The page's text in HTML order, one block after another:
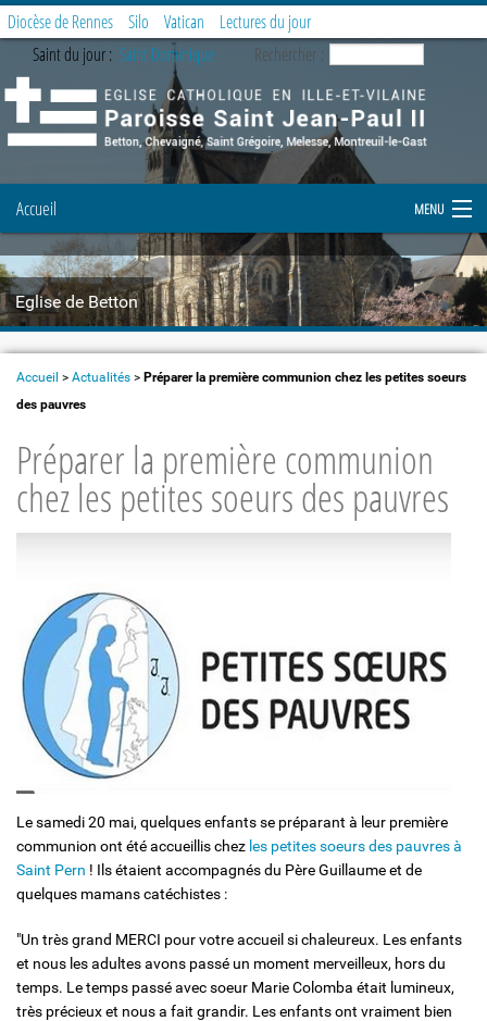
Eglise de Betton
Diocèse de Rennes Silo Vatican
Lectures du jour
Saint du jour : Saint Dominique Rechercher :
Accueil MENU
Notre paroisse
Prier et célébrer
Demande de document
Enfance et Jeunesse
Solidarité et Mouvements
Accueil > Actualités > Préparer la première communion chez les petites soeurs
des pauvres
Préparer la première communion
chez les petites soeurs des pauvres
Le samedi 20 mai, quelques enfants se préparant à leur première
communion ont été accueillis chez les petites soeurs des pauvres à
Saint Pern ! Ils étaient accompagnés du Père Guillaume et de
quelques mamans catéchistes :
"Un très grand MERCI pour votre accueil si chaleureux. Les enfants
et nous les adultes avons passé un moment merveilleux, hors du
temps. Le temps passé avec soeur Marie Colomba était lumineux,
très précieux et nous a fait grandir. Les enfants ont vraiment bien